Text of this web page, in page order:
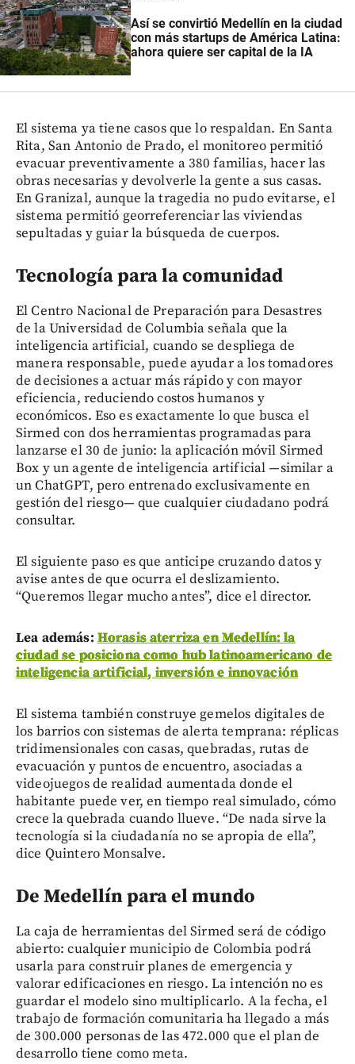
Así se convirtió Medellín en la ciudad
con más startups de América Latina:
ahora quiere ser capital de la IA
El sistema ya tiene casos que lo respaldan. En Santa
Rita, San Antonio de Prado, el monitoreo permitió
evacuar preventivamente a 380 familias, hacer las
obras necesarias y devolverle la gente a sus casas.
En Granizal, aunque la tragedia no pudo evitarse, el
sistema permitió georreferenciar las viviendas
sepultadas y guiar la búsqueda de cuerpos.
Tecnología para la comunidad
El Centro Nacional de Preparación para Desastres
de la Universidad de Columbia señala que la
inteligencia artificial, cuando se despliega de
manera responsable, puede ayudar a los tomadores
de decisiones a actuar más rápido y con mayor
eficiencia, reduciendo costos humanos y
económicos. Eso es exactamente lo que busca el
Sirmed con dos herramientas programadas para
lanzarse el 30 de junio: la aplicación móvil Sirmed
Box y un agente de inteligencia artificial —similar a
un ChatGPT, pero entrenado exclusivamente en
gestión del riesgo— que cualquier ciudadano podrá
consultar.
El siguiente paso es que anticipe cruzando datos y
avise antes de que ocurra el deslizamiento.
“Queremos llegar mucho antes”, dice el director.
Lea además:Horasis aterriza en Medellín: la
ciudad se posiciona como hub latinoamericano de
inteligencia artificial, inversión e innovación
El sistema también construye gemelos digitales de
los barrios con sistemas de alerta temprana: réplicas
tridimensionales con casas, quebradas, rutas de
evacuación y puntos de encuentro, asociadas a
videojuegos de realidad aumentada donde el
habitante puede ver, en tiempo real simulado, cómo
crece la quebrada cuando llueve. “De nada sirve la
tecnología si la ciudadanía no se apropia de ella”,
dice Quintero Monsalve.
De Medellín para el mundo
La caja de herramientas del Sirmed será de código
abierto: cualquier municipio de Colombia podrá
usarla para construir planes de emergencia y
valorar edificaciones en riesgo. La intención no es
guardar el modelo sino multiplicarlo. A la fecha, el
trabajo de formación comunitaria ha llegado a más
de 300.000 personas de las 472.000 que el plan de
desarrollo tiene como meta.